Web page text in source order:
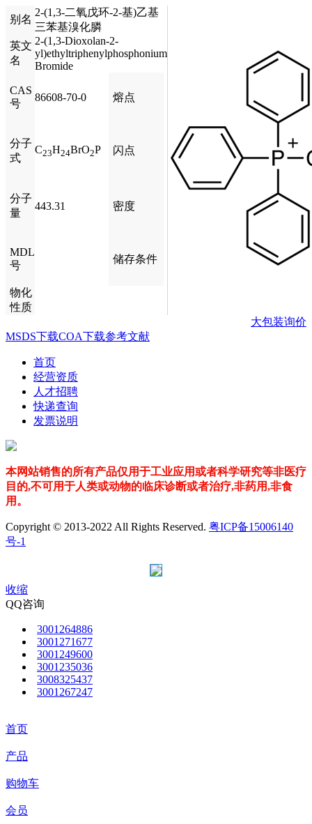
别名
2-(1,3-二氧戊环-2-基)乙基
三苯基溴化膦
英文
名
2-(1,3-Dioxolan-2-
yl)ethyltriphenylphosphonium
Bromide
CAS
号
86608-70-0 熔点
分子
式
C23H24BrO2P 闪点
分子
量
443.31 密度
MDL
号
储存条件
物化
性质
大包装询价
MSDS下载COA下载参考文献
首页
经营资质
人才招聘
快递查询
发票说明
本网站销售的所有产品仅用于工业应用或者科学研究等非医疗
目的,不可用于人类或动物的临床诊断或者治疗,非药用,非食
用。
Copyright © 2013-2022 All Rights Reserved. 粤ICP备15006140
号-1
收缩
QQ咨询
3001264886
3001271677
3001249600
3001235036
3008325437
3001267247
首页
产品
购物车
会员